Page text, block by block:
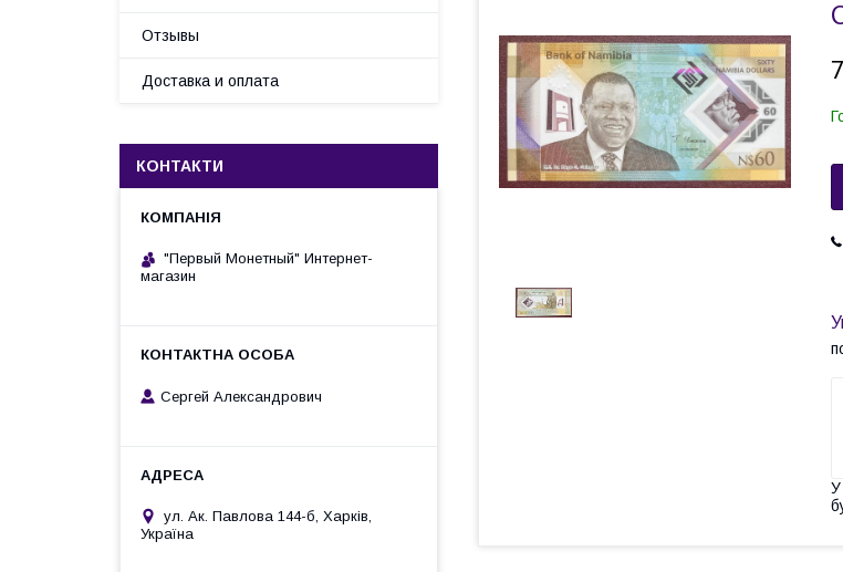
У
Отзывы
Доставка и оплата
КОНТАКТИ
"Первый Монетный" Интернет-
магазин
Сергей Александрович
ул. Ак. Павлова 144-б, Харків,
Україна